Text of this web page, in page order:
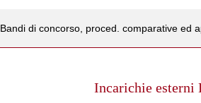
Bandi di concorso, proced. comparative ed
Incarichie esterni